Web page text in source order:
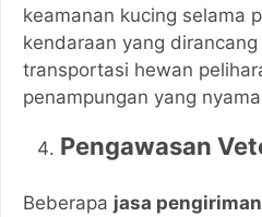
keamanan kucing selama
kendaraan yang
transportasi hewan
penampungan yang
Pengawasan
Beberapa jasa